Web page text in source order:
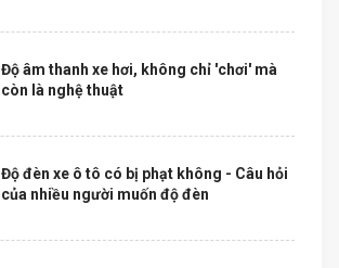
Độ âm thanh xe hơi, không chỉ 'chơi' mà
còn là nghệ thuật
Độ đèn xe ô tô có bị phạt không - Câu hỏi
của nhiều người muốn độ đèn